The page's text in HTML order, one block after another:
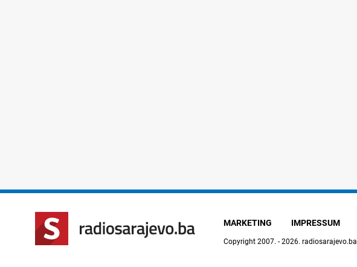
MARKETING IMPRESSUM
Copyright 2007. - 2026. radiosarajevo.ba